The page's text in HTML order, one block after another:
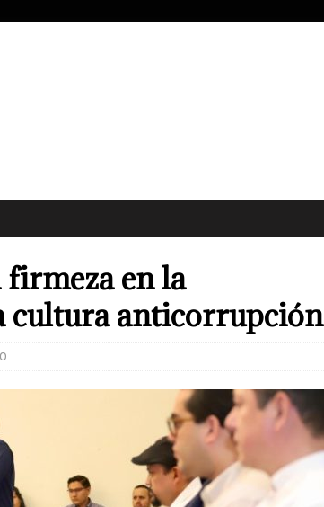
firmeza en la
cultura anticorrupción
0